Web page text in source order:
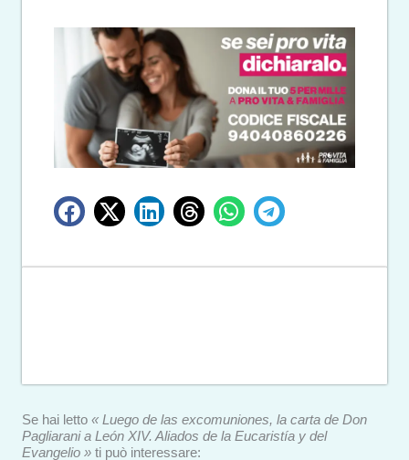
Se hai letto « Luego de las excomuniones, la carta de Don
Pagliarani a León XIV. Aliados de la Eucaristía y del
Evangelio » ti può interessare: